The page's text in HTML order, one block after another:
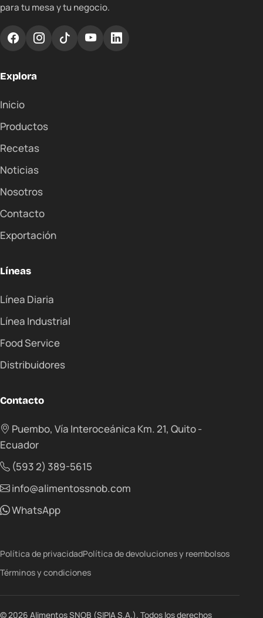
para tu mesa y tu negocio.
Explora
Inicio
Productos
Recetas
Noticias
Nosotros
Contacto
Exportación
Líneas
Línea Diaria
Línea Industrial
Food Service
Distribuidores
Contacto
Puembo, Vía Interoceánica Km. 21, Quito -
Ecuador
(593 2) 389-5615
info@alimentossnob.com
WhatsApp
Política de privacidadPolítica de devoluciones y reembolsos
Términos y condiciones
© 2026 Alimentos SNOB (SIPIA S.A.). Todos los derechos